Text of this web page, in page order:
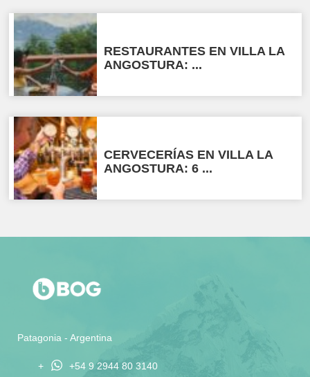
RESTAURANTES EN VILLA LA
ANGOSTURA: ...
CERVECERÍAS EN VILLA LA
ANGOSTURA: 6 ...
Patagonia - Argentina
+ +54 9 2944 80 3140